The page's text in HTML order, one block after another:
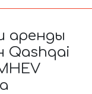
аренды
Qashqai